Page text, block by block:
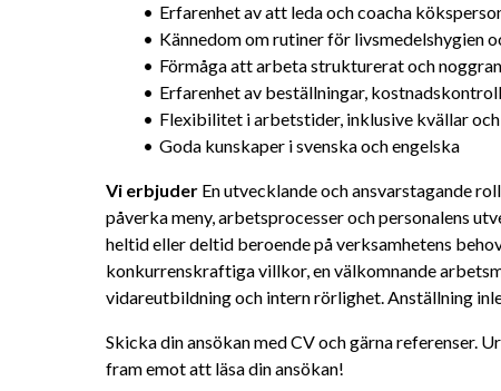
Erfarenhet av att leda och coacha
Kännedom om rutiner för livsmedelshygien
Förmåga att arbeta strukturerat och
Erfarenhet av beställningar,
Flexibilitet i arbetstider, inklusive kvällar
Goda kunskaper i svenska och engelska
Vi erbjuder En utvecklande och ansvarstagande
påverka meny, arbetsprocesser och personalens
heltid eller deltid beroende på verksamhetens
konkurrenskraftiga villkor, en välkomnande
vidareutbildning och intern rörlighet. Anställning
Skicka din ansökan med CV och gärna referenser.
fram emot att läsa din ansökan!